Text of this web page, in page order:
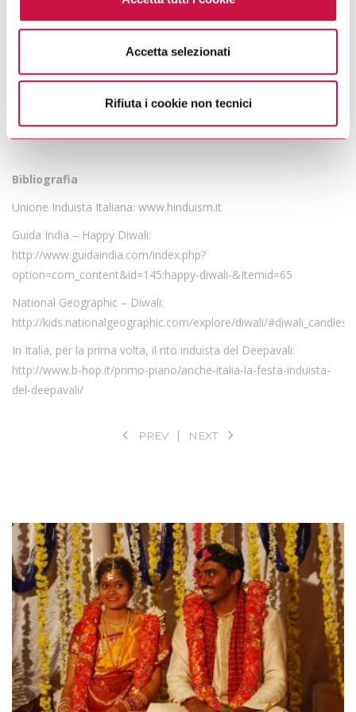
richiamata.
Se vuole saperne di più consultil’informativa sulla
privacy.
Accetta selezionati
Rifiuta i cookie non tecnici
Durante i cinque giorni di festeggiamenti delDiwalimigliaia di
brilleranno per le strade delle città regalando a tutti un
scintilla è sufficiente per sconfiggere la più grande oscurità e che
la luce, così come la verità, trionfa sempre sulle tenebre
e sull’ignoranza.
Bibliografia
Unione Induista Italiana: www.hinduism.it
Guida India – Happy Diwali:
http://www.guidaindia.com/index.php?
option=com_content&id=145:happy-diwali-&Itemid=65
National Geographic – Diwali:
http://kids.nationalgeographic.com/explore/diwali/
In Italia, per la prima volta, il rito induista del Deepavali:
http://www.b-hop.it/primo-piano/anche-italia-la-festa-induista-
del-deepavali/
PREV NEXT